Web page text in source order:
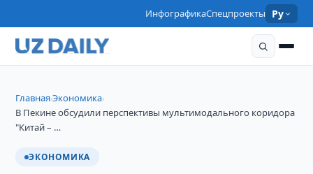
ИнфографикаСпецпроекты Ру
Главная›Экономика›
В Пекине обсудили перспективы мультимодального коридора
"Китай – …
ЭКОНОМИКА